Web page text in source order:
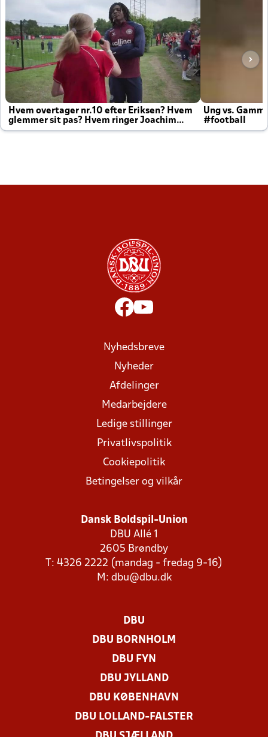
Hvem overtager nr.10 efter Eriksen? Hvem
glemmer sit pas? Hvem ringer Joachim
altid til efter kampe?
Ung vs.
#football
Nyhedsbreve
Nyheder
Afdelinger
Medarbejdere
Ledige stillinger
Privatlivspolitik
Cookiepolitik
Betingelser og vilkår
Dansk Boldspil-Union
DBU Allé 1
2605 Brøndby
T: 4326 2222 (mandag - fredag 9-16)
M: dbu@dbu.dk
DBU
DBU BORNHOLM
DBU FYN
DBU JYLLAND
DBU KØBENHAVN
DBU LOLLAND-FALSTER